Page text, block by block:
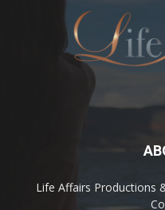
Life Affairs Productions